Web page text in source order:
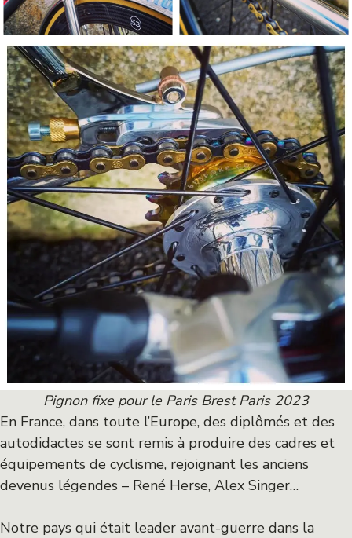
Pignon fixe pour le Paris Brest Paris 2023
En France, dans toute l’Europe, des diplômés et des
autodidactes se sont remis à produire des cadres et
équipements de cyclisme, rejoignant les anciens
devenus légendes – René Herse, Alex Singer…
Notre pays qui était leader avant-guerre dans la